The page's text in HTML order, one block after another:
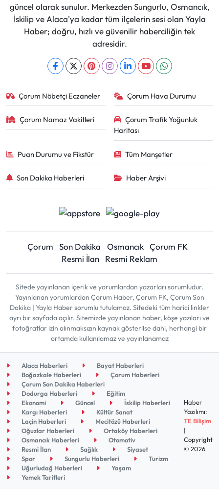
güncel olarak sunulur. Merkezden Sungurlu, Osmancık,
İskilip ve Alaca'ya kadar tüm ilçelerin sesi olan Yayla
Haber; doğru, hızlı ve güvenilir haberciliğin tek
adresidir.
Çorum Nöbetçi Eczaneler Çorum Hava Durumu
Çorum Namaz Vakitleri
Çorum Trafik Yoğunluk
Haritası
Puan Durumu ve Fikstür Tüm Manşetler
Son Dakika Haberleri Haber Arşivi
Çorum Son Dakika Osmancık Çorum FK
Resmi İlan
Resmi Reklam
Sitede yayınlanan içerik ve yorumlardan yazarları sorumludur.
Yayınlanan yorumlardan Çorum Haber, Çorum FK, Çorum Son
Dakika | Yayla Haber sorumlu tutulamaz. Sitedeki tüm harici linkler
ayrı bir sayfada açılır. Sitemizde yayınlanan haber, köşe yazıları ve
fotoğraflar izin alınmaksızın kaynak gösterilse dahi, herhangi bir
ortamda kullanılamaz ve yayınlanamaz
Alaca Haberleri
Bayat Haberleri
Boğazkale Haberleri
Çorum Haberleri
Çorum Son Dakika Haberleri
Dodurga Haberleri
Eğitim
Ekonomi
Güncel
İskilip Haberleri
Kargı Haberleri
Kültür Sanat
Laçin Haberleri
Mecitözü Haberleri
Oğuzlar Haberleri
Ortaköy Haberleri
Osmancık Haberleri
Otomotiv
Resmi İlan
Sağlık
Siyaset
Spor
Sungurlu Haberleri
Turizm
Uğurludağ Haberleri
Yaşam
Yemek Tarifleri
Haber
Yazılımı:
TE Bilişim
|
Copyright
© 2026